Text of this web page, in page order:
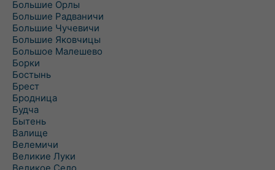
Большие Орлы
Большие Радваничи
Большие Чучевичи
Большие Яковчицы
Большое Малешево
Борки
Бостынь
Брест
Бродница
Будча
Бытень
Валище
Велемичи
Великие Луки